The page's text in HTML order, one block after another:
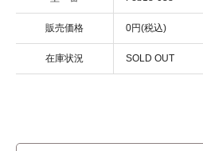
販売価格 0円(税込)
在庫状況 SOLD OUT